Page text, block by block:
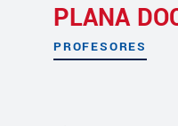
PLANA
PROFESORES